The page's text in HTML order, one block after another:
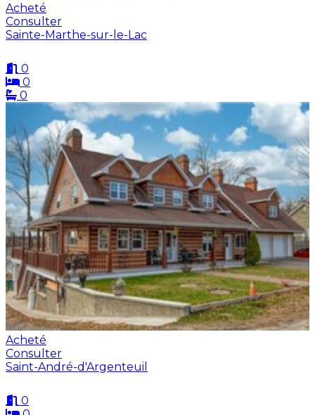
Acheté
Consulter
Sainte-Marthe-sur-le-Lac
0
0
0
Acheté
Consulter
Saint-André-d'Argenteuil
0